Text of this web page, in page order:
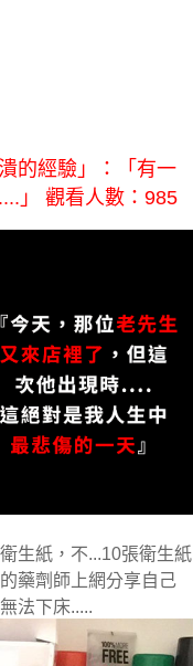
的經驗」：「有一
」 觀看人數：985
生紙，不...10張衛生紙
藥劑師上網分享自己
法下床.....